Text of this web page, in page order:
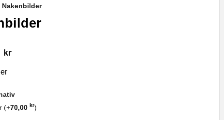
Nakenbilder
kr
(+70,00 kr)